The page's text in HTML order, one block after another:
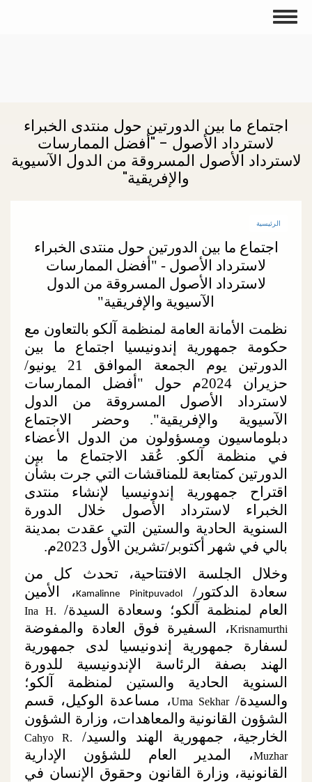
Toggle
اجتماع ما بين الدورتين حول منتدى الخبراء
لاسترداد الأصول - "أفضل الممارسات
لاسترداد الأصول المسروقة من الدول الآسيوية
والإفريقية"
الرئيسية
اجتماع ما بين الدورتين حول منتدى الخبراء
لاسترداد الأصول - "أفضل الممارسات
لاسترداد الأصول المسروقة من الدول
الآسيوية والإفريقية"
نظمت الأمانة العامة لمنظمة آلكو بالتعاون مع
حكومة جمهورية إندونيسيا اجتماع ما بين
الدورتين يوم الجمعة الموافق 21 يونيو/
حزيران 2024م حول "أفضل الممارسات
لاسترداد الأصول المسروقة من الدول
الآسيوية والإفريقية". وحضر الاجتماع
دبلوماسيون ومسؤولون من الدول الأعضاء
في منظمة آلكو. عُقد الاجتماع ما بين
الدورتين كمتابعة للمناقشات التي جرت بشأن
اقتراح جمهورية إندونيسيا لإنشاء منتدى
الخبراء لاسترداد الأصول خلال الدورة
السنوية الحادية والستين التي عقدت بمدينة
بالي في شهر أكتوبر/تشرين الأول 2023م.
وخلال الجلسة الافتتاحية، تحدث كل من
سعادة الدكتور/Kamalinne Pinitpuvadol، الأمين
العام لمنظمة آلكو؛ وسعادة السيدة/
Ina H.
Krisnamurthi،
السفيرة فوق العادة والمفوضة
لسفارة جمهورية إندونيسيا لدى جمهورية
الهند بصفة الرئاسة الإندونيسية للدورة
السنوية الحادية والستين لمنظمة آلكو؛
والسيدة/Uma Sekhar، مساعدة الوكيل، قسم
الشؤون القانونية والمعاهدات، وزارة الشؤون
الخارجية، جمهورية الهند والسيد/
Cahyo R.
Muzhar، المدير العام للشؤون الإدارية
القانونية، وزارة القانون وحقوق الإنسان في